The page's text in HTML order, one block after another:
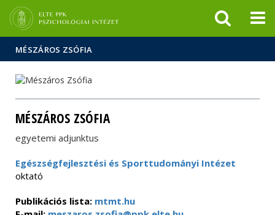
sajtóban
MÉSZÁROS ZSÓFIA
MÉSZÁROS ZSÓFIA
egyetemi adjunktus
Egészségfejlesztési és Sporttudományi Intézet
oktató
Publikációs lista: mtmt.hu